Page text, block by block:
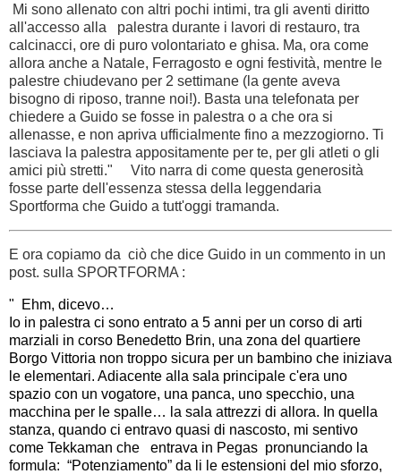
Mi sono allenato con altri pochi intimi, tra gli aventi diritto
all'accesso alla palestra durante i lavori di restauro, tra
calcinacci, ore di puro volontariato e ghisa. Ma, ora come
allora anche a Natale, Ferragosto e ogni festività, mentre le
palestre chiudevano per 2 settimane (la gente aveva
bisogno di riposo, tranne noi!). Basta una telefonata per
chiedere a Guido se fosse in palestra o a che ora si
allenasse, e non apriva ufficialmente fino a mezzogiorno. Ti
lasciava la palestra appositamente per te, per gli atleti o gli
amici più stretti." Vito narra di come questa generosità
fosse parte dell'essenza stessa della leggendaria
Sportforma che Guido a tutt'oggi tramanda.
E ora copiamo da ciò che dice Guido in un commento in un
post. sulla SPORTFORMA :
"  Ehm, dicevo…
Io in palestra ci sono entrato a 5 anni per un corso di arti
marziali in corso Benedetto Brin, una zona del quartiere
Borgo Vittoria non troppo sicura per un bambino che iniziava
le elementari. Adiacente alla sala principale c'era uno
spazio con un vogatore, una panca, uno specchio, una
macchina per le spalle… la sala attrezzi di allora. In quella
stanza, quando ci entravo quasi di nascosto, mi sentivo
come Tekkaman che   entrava in Pegas  pronunciando la
formula:  “Potenziamento” da li le estensioni del mio sforzo,